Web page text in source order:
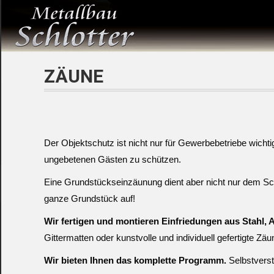
ZÄUNE
Der Objektschutz ist nicht nur für Gewerbebetriebe
ungebetenen Gästen zu schützen.
Eine Grundstückseinzäunung dient aber nicht nur dem
ganze Grundstück auf!
Wir fertigen und montieren Einfriedungen aus
Gittermatten oder kunstvolle und individuell gefertigte
Wir bieten Ihnen das komplette Programm.